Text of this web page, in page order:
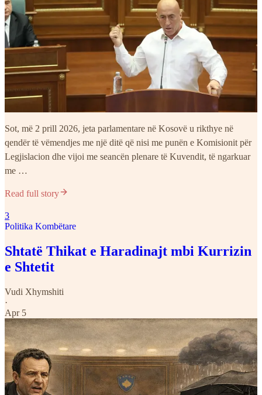
Sot, më 2 prill 2026, jeta parlamentare në Kosovë u rikthye në
qendër të vëmendjes me një ditë që nisi me punën e Komisionit për
Legjislacion dhe vijoi me seancën plenare të Kuvendit, të ngarkuar
me …
Read full story
3
Politika Kombëtare
Shtatë Thikat e Haradinajt mbi Kurrizin
e Shtetit
Vudi Xhymshiti
·
Apr 5